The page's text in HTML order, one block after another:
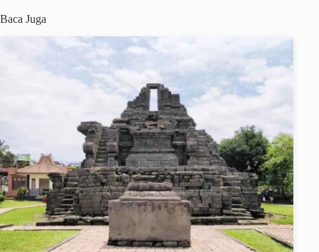
Baca Juga